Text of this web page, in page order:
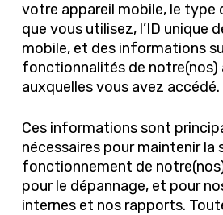
votre appareil mobile, le type
que vous utilisez, l’ID unique
mobile, et des informations
fonctionnalités de notre(nos)
auxquelles vous avez accédé.
Ces informations sont
nécessaires pour maintenir la
fonctionnement de
pour le dépannage, et pour
internes et nos rapports.